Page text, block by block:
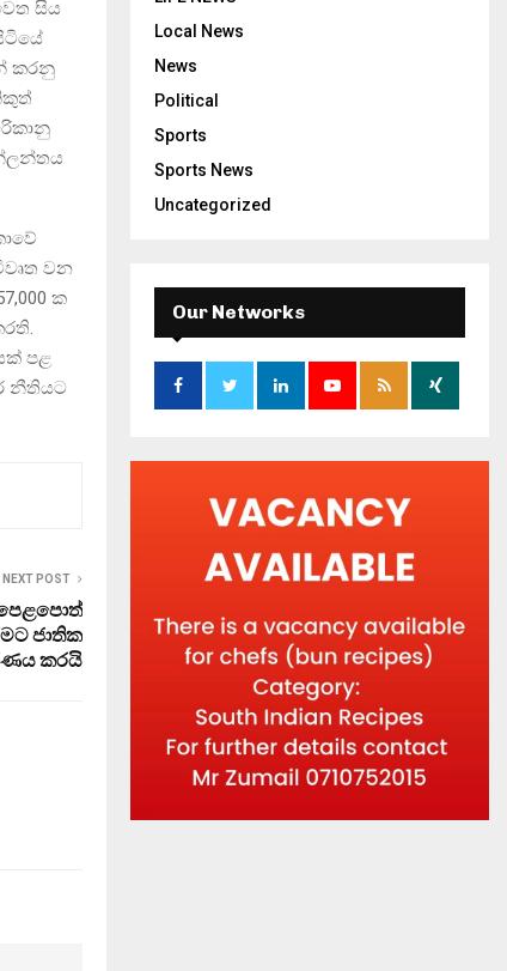
සිය
කරනු
වන
ක
පළ
නීතියට
NEXT POST
පෙළපොත්
ජාතික
කරයි
Local News
News
Political
Sports
Sports News
Uncategorized
Our Networks